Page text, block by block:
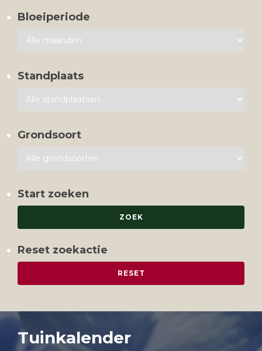
Bloeiperiode
Standplaats
Grondsoort
Start zoeken
Reset zoekactie
Tuinkalender